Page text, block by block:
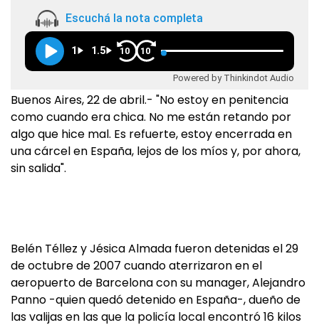
Escuchá la nota completa
1 1.5 10 10
Powered by Thinkindot Audio
Buenos Aires, 22 de abril.- "No estoy en penitencia
como cuando era chica. No me están retando por
algo que hice mal. Es refuerte, estoy encerrada en
una cárcel en España, lejos de los míos y, por ahora,
sin salida".
Belén Téllez y Jésica Almada fueron detenidas el 29
de octubre de 2007 cuando aterrizaron en el
aeropuerto de Barcelona con su manager, Alejandro
Panno -quien quedó detenido en España-, dueño de
las valijas en las que la policía local encontró 16 kilos